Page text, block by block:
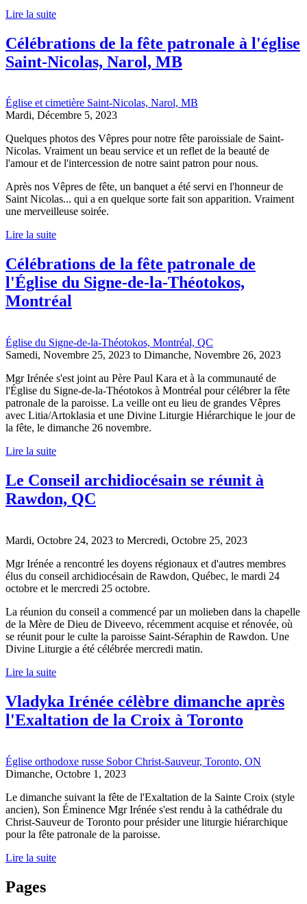
Lire la suite
Célébrations de la fête patronale à l'église
Saint-Nicolas, Narol, MB
Église et cimetière Saint-Nicolas, Narol, MB
Mardi, Décembre 5, 2023
Quelques photos des Vêpres pour notre fête paroissiale de Saint-
Nicolas. Vraiment un beau service et un reflet de la beauté de
l'amour et de l'intercession de notre saint patron pour nous.
Après nos Vêpres de fête, un banquet a été servi en l'honneur de
Saint Nicolas... qui a en quelque sorte fait son apparition. Vraiment
une merveilleuse soirée.
Lire la suite
Célébrations de la fête patronale de
l'Église du Signe-de-la-Théotokos,
Montréal
Église du Signe-de-la-Théotokos, Montréal, QC
Samedi, Novembre 25, 2023 to Dimanche, Novembre 26, 2023
Mgr Irénée s'est joint au Père Paul Kara et à la communauté de
l'Église du Signe-de-la-Théotokos à Montréal pour célébrer la fête
patronale de la paroisse. La veille ont eu lieu de grandes Vêpres
avec Litia/Artoklasia et une Divine Liturgie Hiérarchique le jour de
la fête, le dimanche 26 novembre.
Lire la suite
Le Conseil archidiocésain se réunit à
Rawdon, QC
Mardi, Octobre 24, 2023 to Mercredi, Octobre 25, 2023
Mgr Irénée a rencontré les doyens régionaux et d'autres membres
élus du conseil archidiocésain de Rawdon, Québec, le mardi 24
octobre et le mercredi 25 octobre.
La réunion du conseil a commencé par un molieben dans la chapelle
de la Mère de Dieu de Diveevo, récemment acquise et rénovée, où
se réunit pour le culte la paroisse Saint-Séraphin de Rawdon. Une
Divine Liturgie a été célébrée mercredi matin.
Lire la suite
Vladyka Irénée célèbre dimanche après
l'Exaltation de la Croix à Toronto
Église orthodoxe russe Sobor Christ-Sauveur, Toronto, ON
Dimanche, Octobre 1, 2023
Le dimanche suivant la fête de l'Exaltation de la Sainte Croix (style
ancien), Son Éminence Mgr Irénée s'est rendu à la cathédrale du
Christ-Sauveur de Toronto pour présider une liturgie hiérarchique
pour la fête patronale de la paroisse.
Lire la suite
Pages